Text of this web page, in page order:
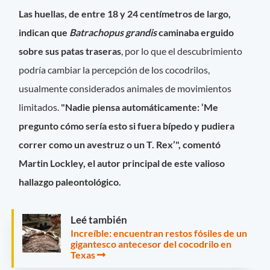
Las huellas, de entre 18 y 24 centímetros de largo,
indican que Batrachopus grandiscaminaba erguido
sobre sus patas traseras, por lo que el descubrimiento
podría cambiar la percepción de los cocodrilos,
usualmente considerados animales de movimientos
limitados. "Nadie piensa automáticamente: ‘Me
pregunto cómo sería esto si fuera bípedo y pudiera
correr como un avestruz o un T. Rex’", comentó
Martin Lockley, el autor principal de este valioso
hallazgo paleontológico.
Leé también
Increíble: encuentran restos fósiles de un
gigantesco antecesor del cocodrilo en
Texas